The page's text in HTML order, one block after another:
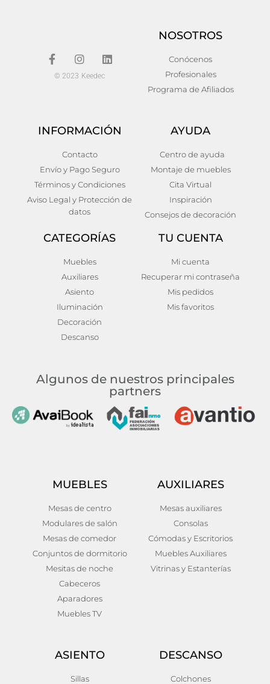
Mesa centro mármol 76 x
76 x 48 cm
€
Mesa de centro zeitz
Añadir al carrito
© 2023 Keedec
NOSOTROS
Conócenos
Profesionales
Programa de Afiliados
INFORMACIÓN
Contacto
Envío y Pago Seguro
Términos y Condiciones
Aviso Legal y Protección de
datos
AYUDA
Centro de ayuda
Montaje de muebles
Cita Virtual
Inspiración
Consejos de decoración
CATEGORÍAS
Muebles
Auxiliares
Asiento
Iluminación
Decoración
Descanso
TU CUENTA
Mi cuenta
Recuperar mi contraseña
Mis pedidos
Mis favoritos
Algunos de nuestros principales
partners
MUEBLES
Mesas de centro
Modulares de salón
Mesas de comedor
Conjuntos de dormitorio
Mesitas de noche
Cabeceros
Aparadores
Muebles TV
AUXILIARES
Mesas auxiliares
Consolas
Cómodas y Escritorios
Muebles Auxiliares
Vitrinas y Estanterías
ASIENTO
Sillas
DESCANSO
Colchones